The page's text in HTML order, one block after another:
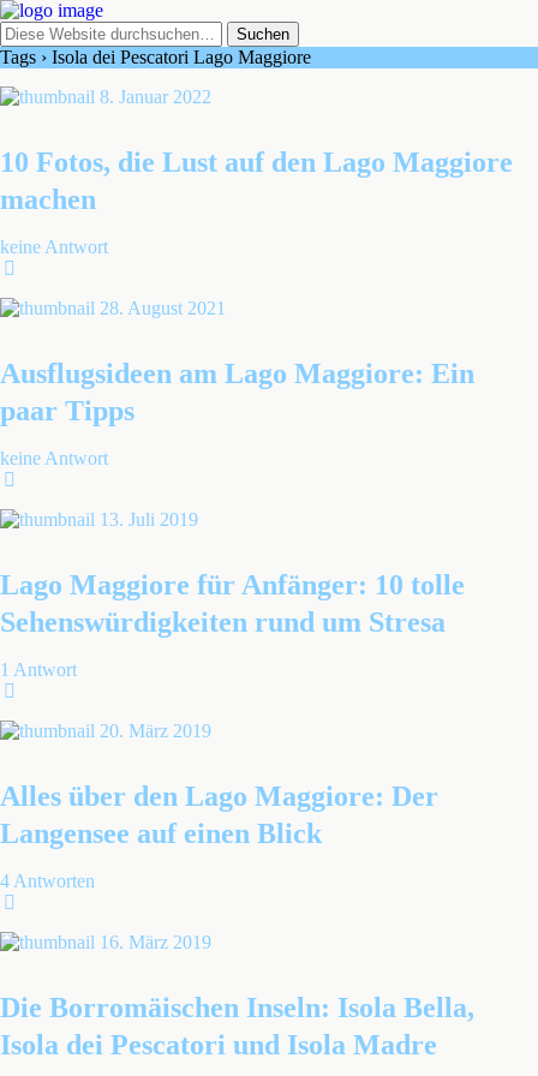
Tags › Isola dei Pescatori Lago Maggiore
8. Januar 2022
10 Fotos, die Lust auf den Lago Maggiore
machen
keine Antwort
28. August 2021
Ausflugsideen am Lago Maggiore: Ein
paar Tipps
keine Antwort
13. Juli 2019
Lago Maggiore für Anfänger: 10 tolle
Sehenswürdigkeiten rund um Stresa
1 Antwort
20. März 2019
Alles über den Lago Maggiore: Der
Langensee auf einen Blick
4 Antworten
16. März 2019
Die Borromäischen Inseln: Isola Bella,
Isola dei Pescatori und Isola Madre